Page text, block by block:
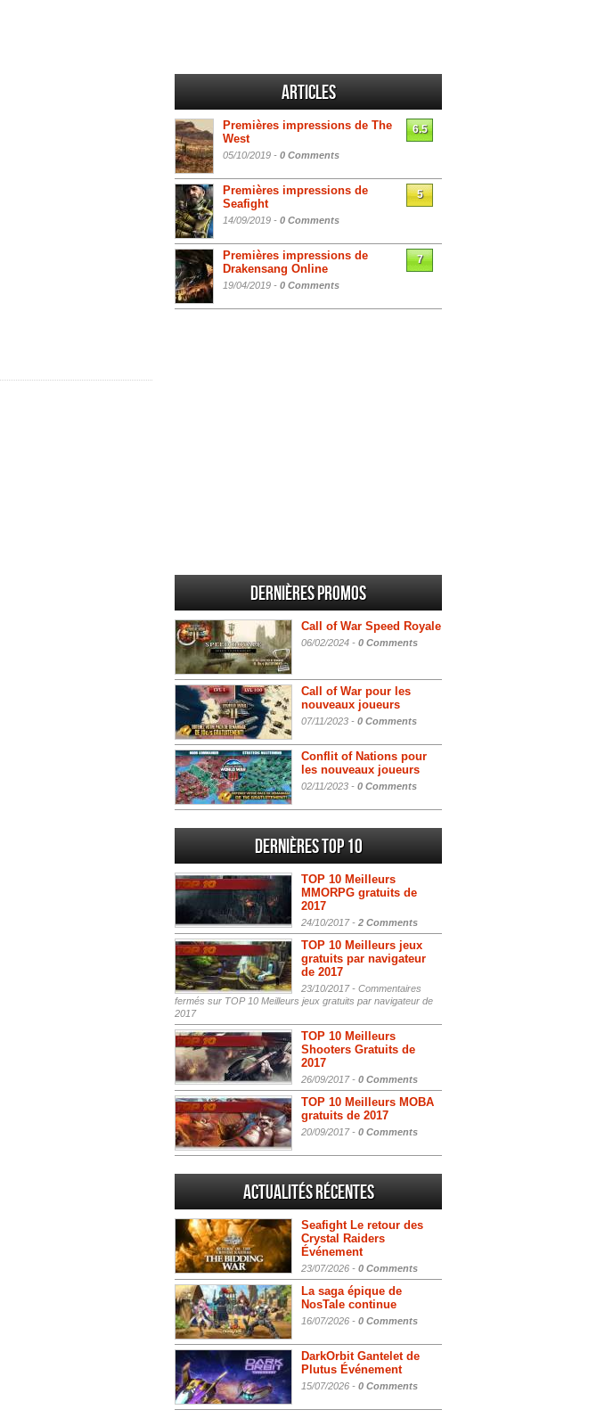
Articles
Premières impressions de The
West
05/10/2019 - 0 Comments
6.5
Premières impressions de
Seafight
14/09/2019 - 0 Comments
5
Premières impressions de
Drakensang Online
19/04/2019 - 0 Comments
7
Dernières promos
Call of War Speed Royale
06/02/2024 - 0 Comments
Call of War pour les
nouveaux joueurs
07/11/2023 - 0 Comments
Conflit of Nations pour
les nouveaux joueurs
02/11/2023 - 0 Comments
Dernières Top 10
TOP 10 Meilleurs
MMORPG gratuits de
2017
24/10/2017 - 2 Comments
TOP 10 Meilleurs jeux
gratuits par navigateur
de 2017
23/10/2017 - Commentaires
fermés sur TOP 10 Meilleurs jeux gratuits par navigateur de
2017
TOP 10 Meilleurs
Shooters Gratuits de
2017
26/09/2017 - 0 Comments
TOP 10 Meilleurs MOBA
gratuits de 2017
20/09/2017 - 0 Comments
Actualités Récentes
Seafight Le retour des
Crystal Raiders
Événement
23/07/2026 - 0 Comments
La saga épique de
NosTale continue
16/07/2026 - 0 Comments
DarkOrbit Gantelet de
Plutus Événement
15/07/2026 - 0 Comments